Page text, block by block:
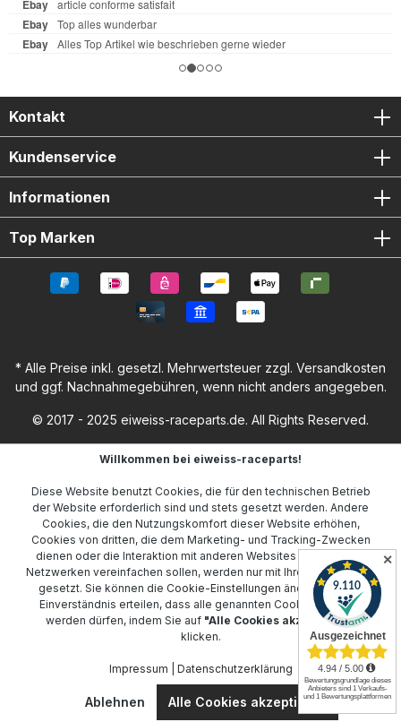
Kontakt
Kundenservice
Informationen
Top Marken
* Alle Preise inkl. gesetzl. Mehrwertsteuer zzgl. Versandkosten
und ggf. Nachnahmegebühren, wenn nicht anders angegeben.
© 2017 - 2025 eiweiss-raceparts.de. All Rights Reserved.
Willkommen bei eiweiss-raceparts!
Diese Website benutzt Cookies, die für den technischen Betrieb
der Website erforderlich sind und stets gesetzt werden. Andere
Cookies, die den Nutzungskomfort dieser Website erhöhen,
Cookies von dritten, die dem Marketing- und Tracking-Zwecken
dienen oder die Interaktion mit anderen Websites und sozialen
Netzwerken vereinfachen sollen, werden nur mit Ihrer Zustimmung
gesetzt. Sie können die Cookie-Einstellungen ändern oder Ihr
Einverständnis erteilen, dass alle genannten Cookies gesetzt
werden dürfen, indem Sie auf "Alle Cookies akzeptieren"
klicken.
Impressum Datenschutzerklärung
Ablehnen Alle Cookies akzeptieren
✕